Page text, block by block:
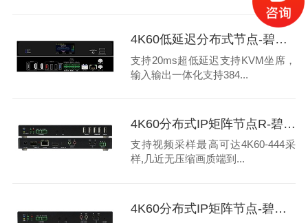
4K60低延迟分布式节点-碧云祥
支持20ms超低延迟支持KVM坐席，
输入输出一体化支持384...
4K60分布式IP矩阵节点R-碧云祥
支持视频采样最高可达4K60-444采
样,几近无压缩画质端到...
4K60分布式IP矩阵节点-碧云祥